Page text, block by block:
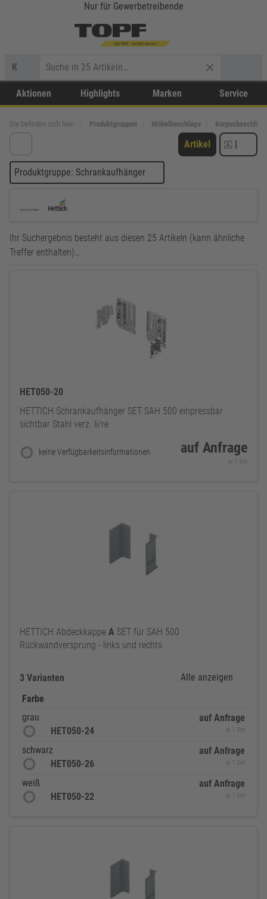
Nur für Gewerbetreibende
K
Aktionen Highlights Marken Service
Sie befinden sich hier: Produktgruppen Möbelbeschläge Korpusbeschläge
Artikel |
Produktgruppe: Schrankaufhänger
Ihr Suchergebnis besteht aus diesen 25 Artikeln (kann ähnliche
Treffer enthalten)…
HET050-20
HETTICH Schrankaufhänger SET SAH 500 einpressbar
sichtbar Stahl verz. li/re
keine Verfügbarkeitsinformationen auf Anfrage
je 1 Set
HETTICH Abdeckkappe A SET für SAH 500
Rückwandversprung - links und rechts
3 Varianten
Alle anzeigen
Farbe
grau
HET050-24
auf Anfrage
je 1 Set
schwarz
HET050-26
auf Anfrage
je 1 Set
weiß
HET050-22
auf Anfrage
je 1 Set